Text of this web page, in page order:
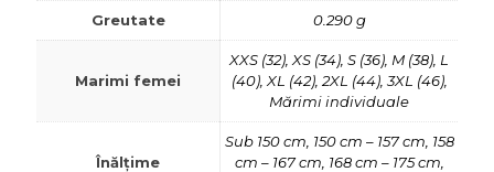
Greutate 0.290 g
Marimi femei
XXS (32), XS (34), S (36), M (38), L
(40), XL (42), 2XL (44), 3XL (46),
Mărimi individuale
Înălțime
Sub 150 cm, 150 cm – 157 cm, 158
cm – 167 cm, 168 cm – 175 cm,